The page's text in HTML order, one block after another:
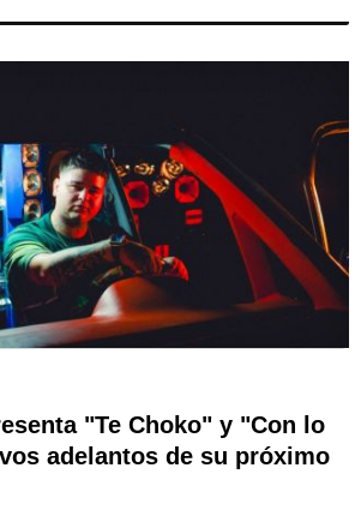
"Te Choko" y "Con lo
adelantos de su próximo